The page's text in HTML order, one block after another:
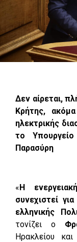
Δεν αίρεται,
Κρήτης,
ηλεκτρικής
το
Παρασύρη
«Η
συνεχιστεί
ελληνικής
τονίζει ο
Ηρακλείου